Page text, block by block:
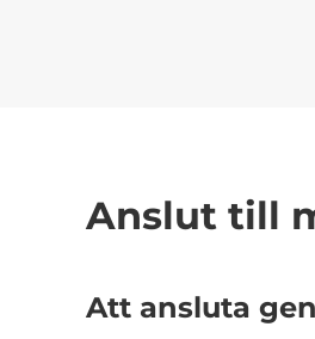
Anslut till
Att ansluta